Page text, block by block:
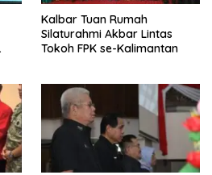
Kalbar Tuan Rumah
Silaturahmi Akbar Lintas
Tokoh FPK se-Kalimantan